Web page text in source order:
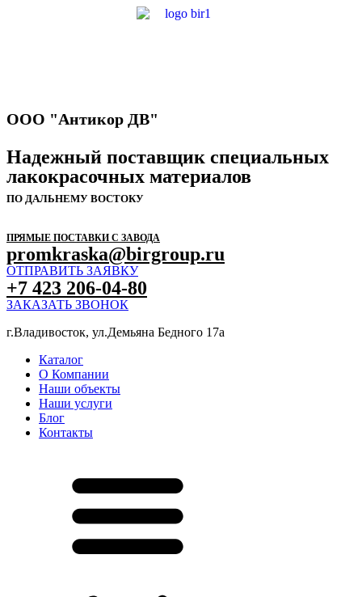
ООО "Антикор ДВ"
Надежный поставщик специальных
лакокрасочных материалов
ПО ДАЛЬНЕМУ ВОСТОКУ
ПРЯМЫЕ ПОСТАВКИ С ЗАВОДА
promkraska@birgroup.ru
ОТПРАВИТЬ ЗАЯВКУ
+7 423 206-04-80
ЗАКАЗАТЬ ЗВОНОК
г.Владивосток, ул.Демьяна Бедного 17а
Каталог
О Компании
Наши объекты
Наши услуги
Блог
Контакты